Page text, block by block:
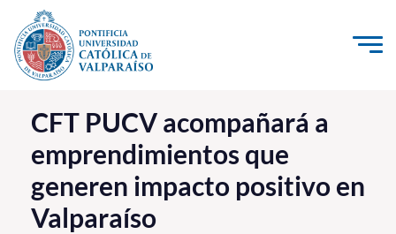
Click acá para ir directamente al contenido
La Universidad
Investigación, Creación e Innovación
PUCV Internacional
Vinculación con el Medio
CFT PUCV acompañará a
emprendimientos que
generen impacto positivo en
Valparaíso